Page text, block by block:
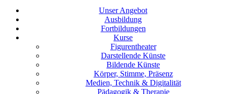
Unser Angebot
Ausbildung
Fortbildungen
Kurse
Figurentheater
Darstellende Künste
Bildende Künste
Körper, Stimme, Präsenz
Medien, Technik & Digitalität
Pädagogik & Therapie